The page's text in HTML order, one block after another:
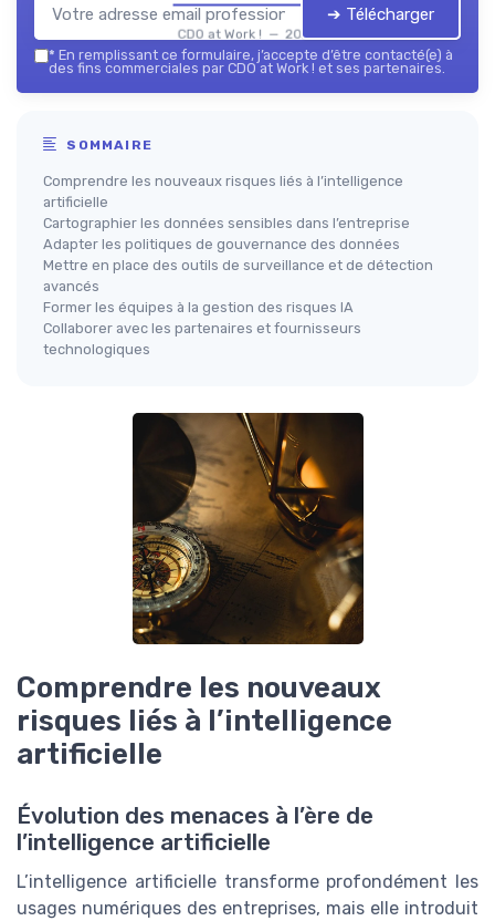
CDO at Work ! — 2026
➔ Télécharger
* En remplissant ce formulaire, j’accepte d’être contacté(e) à
des fins commerciales par CDO at Work ! et ses partenaires.
SOMMAIRE
Comprendre les nouveaux risques liés à l’intelligence
artificielle
Cartographier les données sensibles dans l’entreprise
Adapter les politiques de gouvernance des données
Mettre en place des outils de surveillance et de détection
avancés
Former les équipes à la gestion des risques IA
Collaborer avec les partenaires et fournisseurs
technologiques
Comprendre les nouveaux
risques liés à l’intelligence
artificielle
Évolution des menaces à l’ère de
l’intelligence artificielle
L’intelligence artificielle transforme profondément les
usages numériques des entreprises, mais elle introduit